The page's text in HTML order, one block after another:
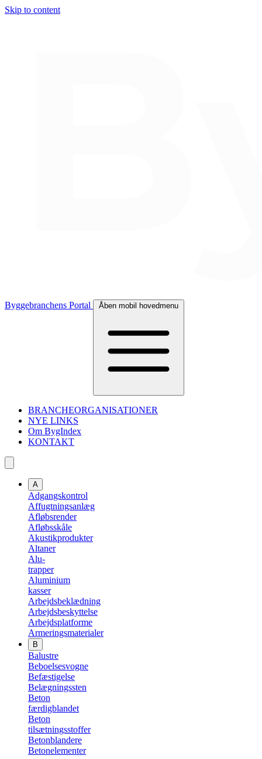
Skip to content
Byggebranchens Portal Åben mobil hovedmenu
BRANCHEORGANISATIONER
NYE LINKS
Om BygIndex
KONTAKT
A
Adgangskontrol
Affugtningsanlæg
Afløbsrender
Afløbsskåle
Akustikprodukter
Altaner
Alu-
trapper
Aluminium
kasser
Arbejdsbeklædning
Arbejdsbeskyttelse
Arbejdsplatforme
Armeringsmaterialer
B
Balustre
Beboelsesvogne
Befæstigelse
Belægningssten
Beton
færdigblandet
Beton
tilsætningsstoffer
Betonblandere
Betonelementer